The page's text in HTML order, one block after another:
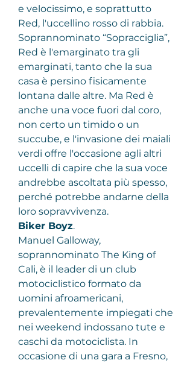
e velocissimo, e soprattutto
Red, l'uccellino rosso di rabbia.
Soprannominato “Sopracciglia”,
Red è l'emarginato tra gli
emarginati, tanto che la sua
casa è persino fisicamente
lontana dalle altre. Ma Red è
anche una voce fuori dal coro,
non certo un timido o un
succube, e l'invasione dei maiali
verdi offre l'occasione agli altri
uccelli di capire che la sua voce
andrebbe ascoltata più spesso,
perché potrebbe andarne della
loro sopravvivenza.
Biker Boyz.
Manuel Galloway,
soprannominato The King of
Cali, è il leader di un club
motociclistico formato da
uomini afroamericani,
prevalentemente impiegati che
nei weekend indossano tute e
caschi da motociclista. In
occasione di una gara a Fresno,